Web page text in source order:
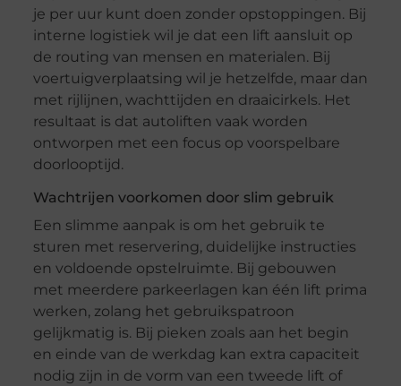
je per uur kunt doen zonder opstoppingen. Bij
interne logistiek wil je dat een lift aansluit op
de routing van mensen en materialen. Bij
voertuigverplaatsing wil je hetzelfde, maar dan
met rijlijnen, wachttijden en draaicirkels. Het
resultaat is dat autoliften vaak worden
ontworpen met een focus op voorspelbare
doorlooptijd.
Wachtrijen voorkomen door slim gebruik
Een slimme aanpak is om het gebruik te
sturen met reservering, duidelijke instructies
en voldoende opstelruimte. Bij gebouwen
met meerdere parkeerlagen kan één lift prima
werken, zolang het gebruikspatroon
gelijkmatig is. Bij pieken zoals aan het begin
en einde van de werkdag kan extra capaciteit
nodig zijn in de vorm van een tweede lift of